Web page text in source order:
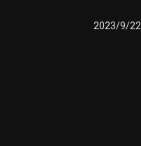
2023/9/22